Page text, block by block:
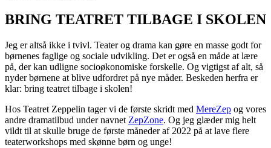
BRING TEATRET TILBAGE I SKOLEN
Jeg er altså ikke i tvivl. Teater og drama kan gøre en masse godt for
børnenes faglige og sociale udvikling. Det er også en måde at lære
på, der kan udligne socioøkonomiske forskelle. Og vigtigst af alt, så
nyder børnene at blive udfordret på nye måder. Beskeden herfra er
klar: bring teatret tilbage i skolen!
Hos Teatret Zeppelin tager vi de første skridt med MereZep og vores
andre dramatilbud under navnet ZepZone. Og jeg glæder mig helt
vildt til at skulle bruge de første måneder af 2022 på at lave flere
teaterworkshops med skønne børn og unge!